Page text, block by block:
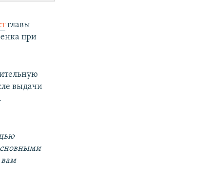
главы
при
выдачи